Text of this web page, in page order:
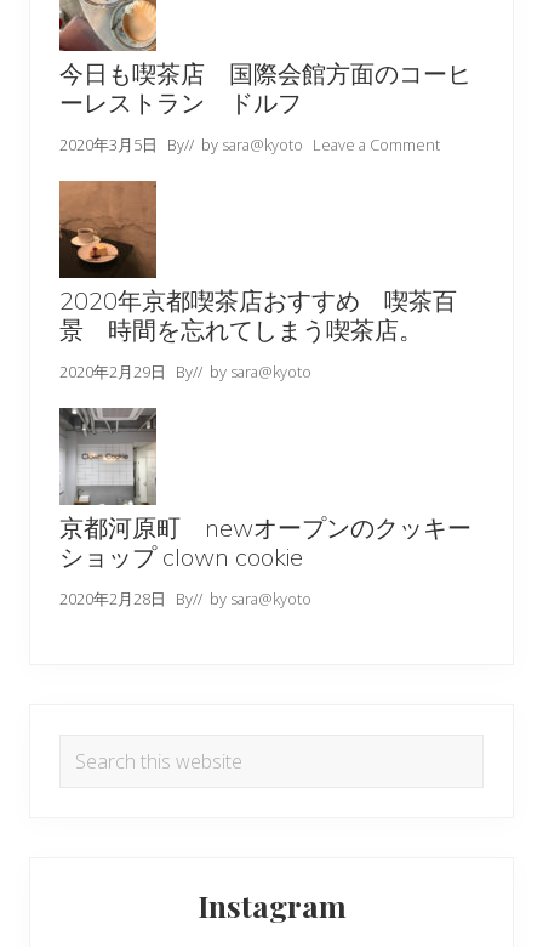
今日も喫茶店 国際会館方面のコーヒ
ーレストラン ドルフ
2020年3月5日 By// by sara@kyoto Leave a Comment
2020年京都喫茶店おすすめ 喫茶百
景 時間を忘れてしまう喫茶店。
2020年2月29日 By// by sara@kyoto
京都河原町 newオープンのクッキー
ショップ clown cookie
2020年2月28日 By// by sara@kyoto
Search
Instagram